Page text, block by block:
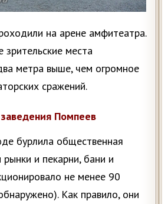
на арене амфитеатра.
зрительские места
метра выше, чем огромное
сражений.
Помпеев
бурлила общественная
и пекарни, бани и
не менее 90
Как правило, они